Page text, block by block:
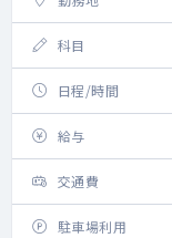
科目
日程/時間
給与
交通費
駐車場利用